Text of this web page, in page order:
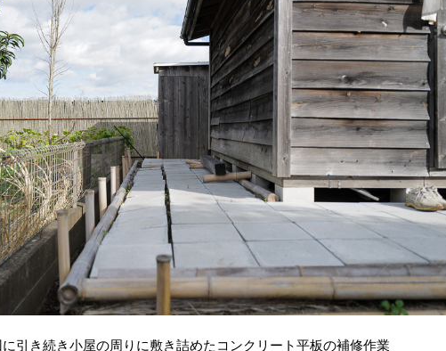
引き続き小屋の周りに敷き詰めたコンクリート平板の補修作業